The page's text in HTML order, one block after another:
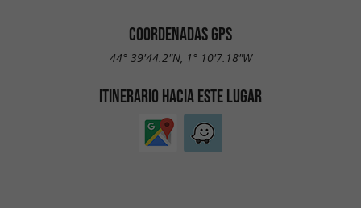
COORDENADAS GPS
44° 39'44.2"N, 1° 10'7.18"W
ITINERARIO HACIA ESTE LUGAR